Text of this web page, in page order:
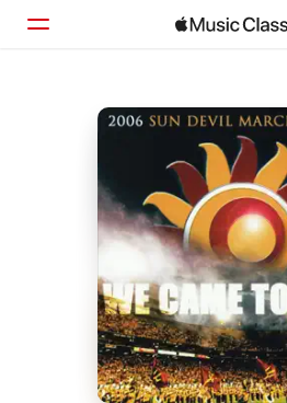
Inicio
Buscar